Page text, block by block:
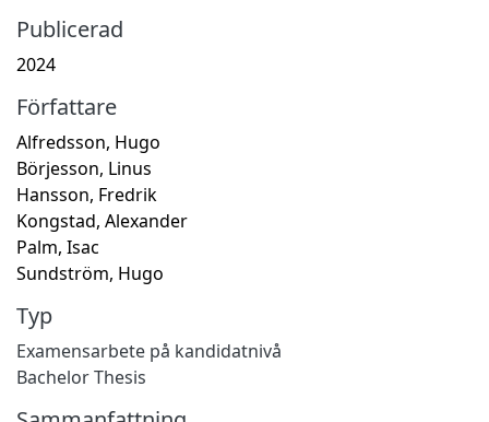
Publicerad
2024
Författare
Alfredsson, Hugo
Börjesson, Linus
Hansson, Fredrik
Kongstad, Alexander
Palm, Isac
Sundström, Hugo
Typ
Examensarbete på kandidatnivå
Bachelor Thesis